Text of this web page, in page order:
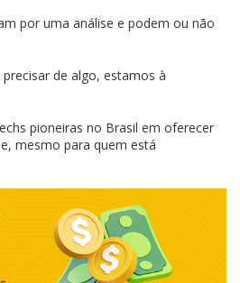
por uma análise e podem ou não
de algo, estamos à
pioneiras no Brasil em oferecer
mesmo para quem está